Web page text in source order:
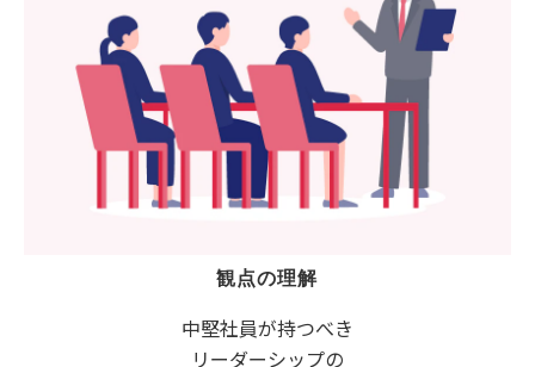
観点の理解
中堅社員が持つべき
リーダーシップの